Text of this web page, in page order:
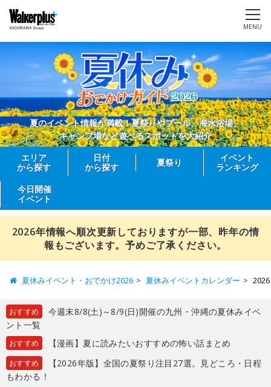
MENU
夏のイベント情報が満載！夏祭りやプール、海水浴場、
キャンプ場など遊べるスポットを大紹介
エリア
から探す
日付
から探す
夏祭り
イベント
ランキング
今日開催
イベント
2026年情報へ順次更新しておりますが一部、昨年の情
報もございます。予めご了承ください。
夏休みイベント・おでかけ2026 夏休みイベントカレンダー
おすすめ
今週末8/8(土)～8/9(日)開催の九州・沖縄の夏休みイベ
ント一覧
おすすめ 【漫画】夏に読みたいおすすめの怖い話まとめ
おすすめ
【2026年版】全国の夏祭り注目27選。見どころ・日程
もわかる！